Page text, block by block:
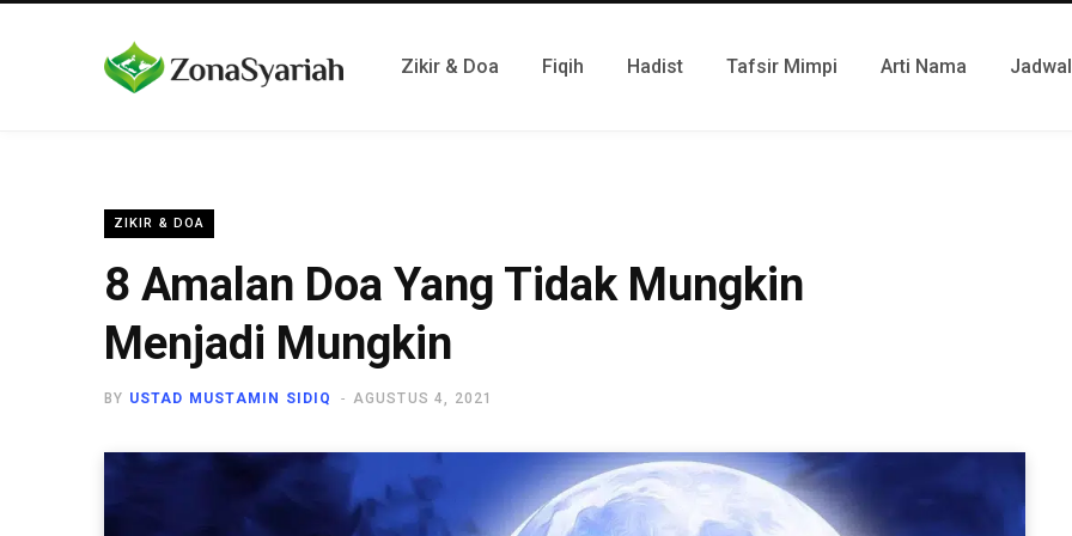
Zikir & Doa Fiqih Hadist Tafsir Mimpi Arti Nama
ZIKIR & DOA
8 Amalan Doa Yang Tidak Mungkin
Menjadi Mungkin
BY USTAD MUSTAMIN SIDIQ AGUSTUS 4, 2021